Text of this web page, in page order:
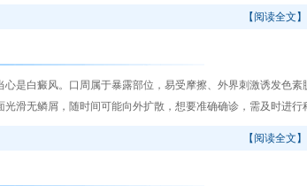
【阅读全文】
白癜风。口周属于暴露部位，易受摩擦、外界刺激诱发色素
滑无鳞屑，随时间可能向外扩散，想要准确确诊，需及时进行
【阅读全文】